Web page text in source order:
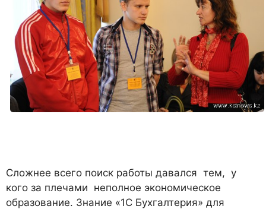
Сложнее всего поиск работы давался тем, у
кого за плечами неполное экономическое
образование. Знание «1С Бухгалтерия» для